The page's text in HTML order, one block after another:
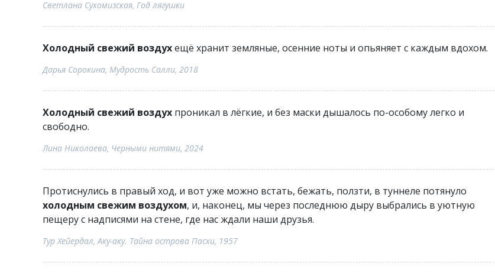
Светлана Сухомизская, Год лягушки
Холодный свежий воздухещё хранит земляные, осенние ноты и опьяняет с каждым вдохом.
Дарья Сорокина, Мудрость Салли, 2018
Холодный свежий воздух проникал в лёгкие, и без маски дышалось по-особому легко и
свободно.
Лина Николаева, Черными нитями, 2024
Протиснулись в правый ход, и вот уже можно встать, бежать, ползти, в туннеле потянуло
холодным свежим воздухом, и, наконец, мы через последнюю дыру выбрались в уютную
пещеру с надписями на стене, где нас ждали наши друзья.
Тур Хейердал, Аку-аку. Тайна острова Пасхи, 1957